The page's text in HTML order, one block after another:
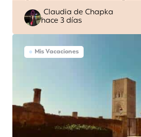
Escrito
por
Claudia de Chapka
hace 3 días
Mis Vacaciones